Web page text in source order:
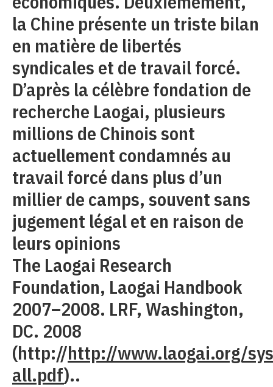
la Chine présente un triste bilan
en matière de libertés
syndicales et de travail forcé.
D’après la célèbre fondation de
recherche Laogai, plusieurs
millions de Chinois sont
actuellement condamnés au
travail forcé dans plus d’un
millier de camps, souvent sans
jugement légal et en raison de
leurs opinions
The Laogai Research
Foundation, Laogai Handbook
2007–2008. LRF, Washington,
DC. 2008
(http://http://www.laogai.org/
all.pdf)..